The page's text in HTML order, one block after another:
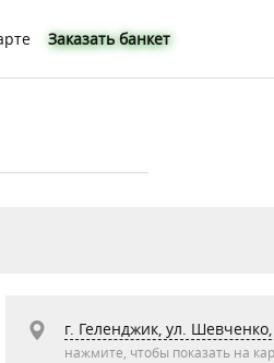
Заказать банкет
г. Геленджик, ул.
нажмите, чтобы показать на